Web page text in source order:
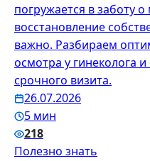
погружается в заботу
восстановление
важно. Разбираем
осмотра у гинеколога
срочного визита.
26.07.2026
5 мин
218
Полезно знать